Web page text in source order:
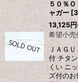
５０％
ャガー [
13,125円
希望小売
ＪＡＧ
付 チタ
くい ニ
ズ付の